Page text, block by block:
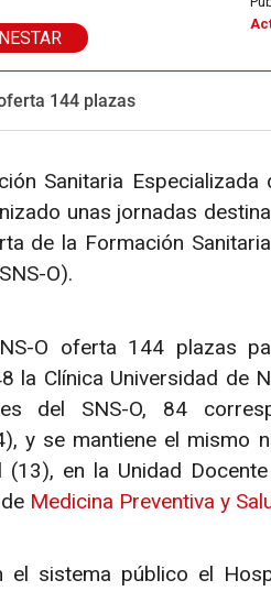
144 plazas
Sanitaria Especializada
unas jornadas
de la Formación
O).
O oferta 144 plazas
la Clínica Universidad de
del SNS-O, 84
y se mantiene el mismo
en la Unidad
Medicina Preventiva y
el sistema público el